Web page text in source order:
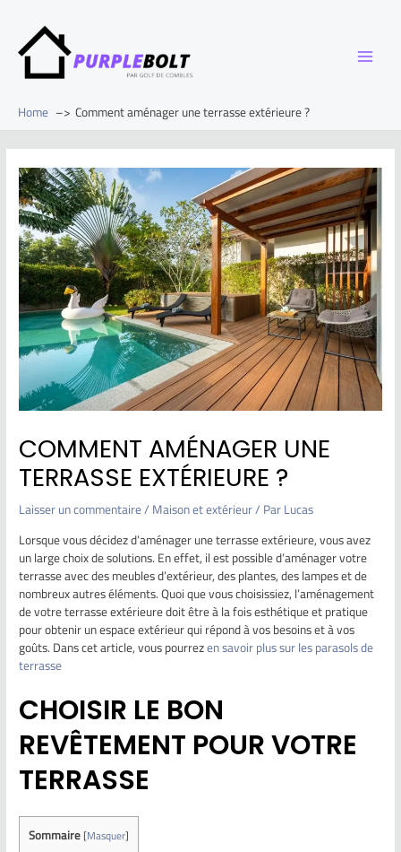
Home Comment aménager une terrasse extérieure ?
COMMENT AMÉNAGER UNE
TERRASSE EXTÉRIEURE ?
Laisser un commentaire/Maison et extérieur/ ParLucas
Lorsque vous décidez d’aménager une terrasse extérieure, vous avez
un large choix de solutions. En effet, il est possible d’aménager votre
terrasse avec des meubles d’extérieur, des plantes, des lampes et de
nombreux autres éléments. Quoi que vous choisissiez, l’aménagement
de votre terrasse extérieure doit être à la fois esthétique et pratique
pour obtenir un espace extérieur qui répond à vos besoins et à vos
goûts. Dans cet article, vous pourrezen savoir plus sur les parasols de
terrasse
CHOISIR LE BON
REVÊTEMENT POUR VOTRE
TERRASSE
Sommaire[Masquer]